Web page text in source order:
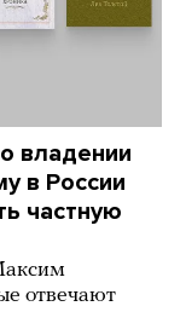
владении
в России
частную
отвечают